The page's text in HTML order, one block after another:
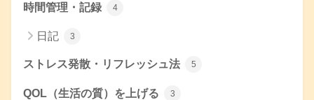
時間管理・記録 4
日記 3
ストレス発散・リフレッシュ法 5
QOL（生活の質）を上げる 3